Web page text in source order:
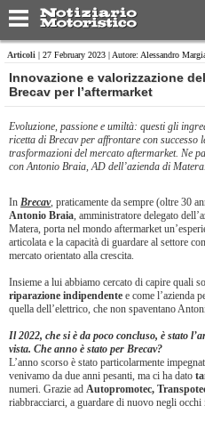
Articoli | 27 February 2023 | Autore: Alessandro
​Innovazione e valorizzazione
Brecav per l’aftermarket
Evoluzione, passione e umiltà: questi gli
ricetta di Brecav per affrontare con successo
trasformazioni del mercato aftermarket. Ne
con Antonio Braia, AD dell’azienda di Matera.
In Brecav, praticamente da sempre (oltre 30
Antonio Braia, amministratore delegato
Matera, porta nel mondo aftermarket
articolata e la capacità di guardare al settore
mercato orientato alla crescita.
Insieme a lui abbiamo cercato di capire quali
riparazione indipendente e come l’azienda
quella dell’elettrico, che non spaventano
Il 2022, che si è da poco concluso, è stato
vista. Che anno è stato per Brecav?
L’anno scorso è stato particolarmente
venivamo da due anni pesanti, ma ci ha dato
numeri. Grazie ad Autopromotec,
riabbracciarci, a guardare di nuovo negli